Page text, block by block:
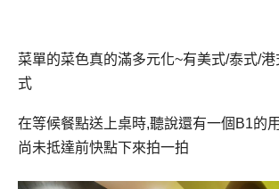
菜單的菜色真的滿多元化~有美式/泰式/
式
在等候餐點送上桌時,聽說還有一個B1的
尚未抵達前快點下來拍一拍